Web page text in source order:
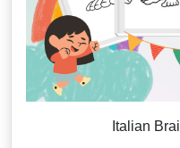
Italian